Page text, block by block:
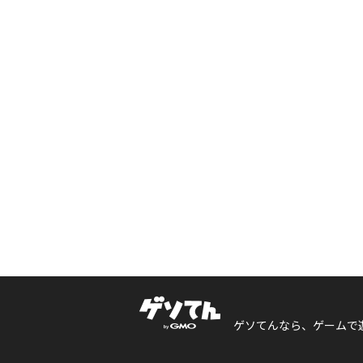
ゲソてんなら、ゲームで